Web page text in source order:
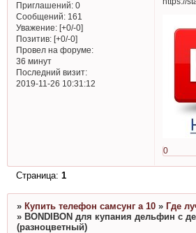
Приглашений:0
Сообщений:161
Уважение: [+0/-0]
Позитив: [+0/-0]
Провел на форуме:
36 минут
Последний визит:
2019-11-26 10:31:12
0
Страница: 1
» Купить телефон самсунг а 10 » Где
» BONDIBON для купания дельфин с
(разноцветный)